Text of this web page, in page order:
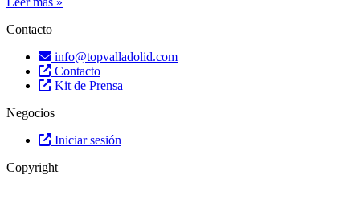
Contacto
info@topvalladolid.com
Contacto
Kit de Prensa
Negocios
Iniciar sesión
Copyright